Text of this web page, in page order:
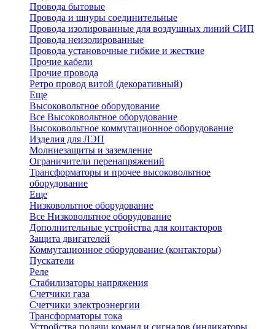
Провода бытовые
Провода и шнуры соединительные
Провода изолированные для воздушных линий СИП
Провода неизолированные
Провода установочные гибкие и жесткие
Прочие кабели
Прочие провода
Ретро провод витой (декоративный)
Еще
Высоковольтное оборудование
Все Высоковольтное оборудование
Высоковольтное коммутационное оборудование
Изделия для ЛЭП
Молниезащиты и заземление
Ограничители перенапряжений
Трансформаторы и прочее высоковольтное
оборудование
Еще
Низковольтное оборудование
Все Низковольтное оборудование
Дополнительные устройства для контакторов
Защита двигателей
Коммутационное оборудование (контакторы)
Пускатели
Реле
Стабилизаторы напряжения
Счетчики газа
Счетчики электроэнергии
Трансформаторы тока
Устройства подачи команд и сигналов (индикаторы,